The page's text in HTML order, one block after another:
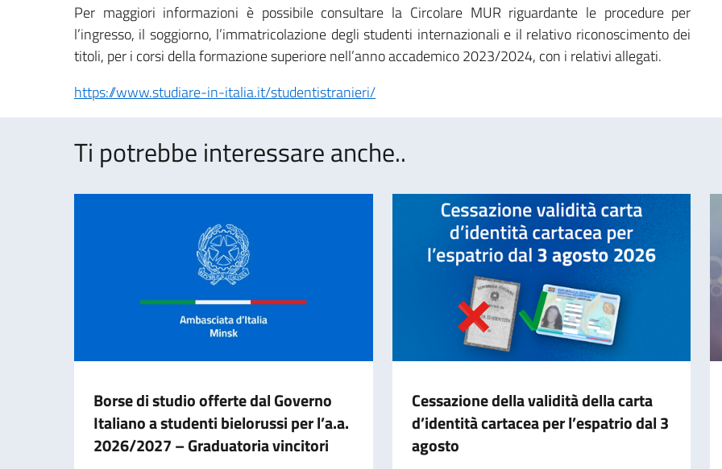
Per maggiori informazioni è possibile consultare la Circolare MUR riguardante le procedure per
l’ingresso, il soggiorno, l’immatricolazione degli studenti internazionali e il relativo riconoscimento dei
titoli, per i corsi della formazione superiore nell’anno accademico 2023/2024, con i relativi allegati.
https://www.studiare-in-italia.it/studentistranieri/
Ti potrebbe interessare anche..
Borse di studio offerte dal Governo
Italiano a studenti bielorussi per l’a.a.
2026/2027 – Graduatoria vincitori
Cessazione della validità della carta
d’identità cartacea per l’espatrio dal 3
agosto